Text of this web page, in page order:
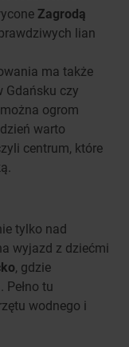
Zagrodą
lian
ma także
Gdańsku czy
ogrom
warto
centrum, które
tylko nad
wyjazd z dziećmi
, gdzie
tu
wodnego i